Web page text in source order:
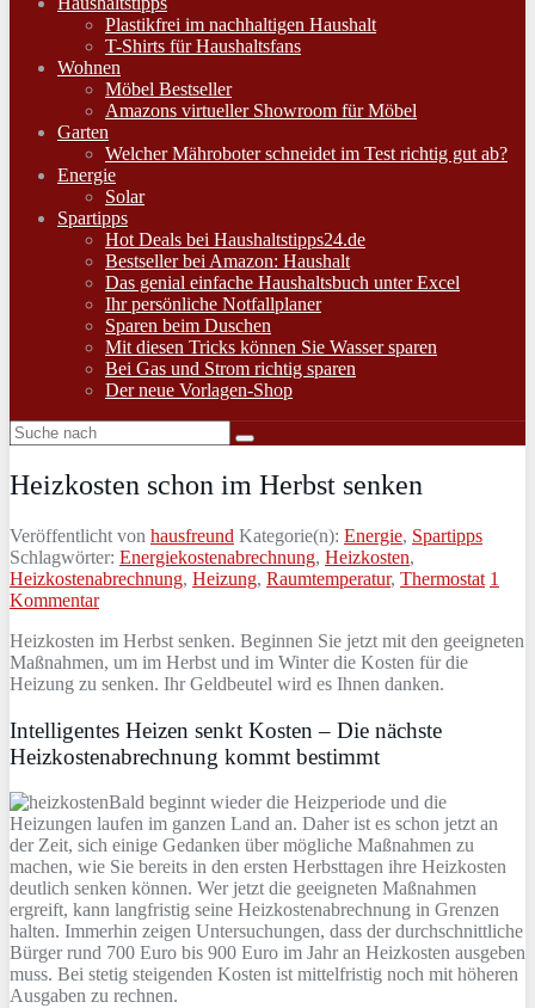
Plastikfrei im nachhaltigen Haushalt
T-Shirts für Haushaltsfans
Wohnen
Möbel Bestseller
Amazons virtueller Showroom für Möbel
Garten
Welcher Mähroboter schneidet im Test richtig gut ab?
Energie
Solar
Spartipps
Hot Deals bei Haushaltstipps24.de
Bestseller bei Amazon: Haushalt
Das genial einfache Haushaltsbuch unter Excel
Ihr persönliche Notfallplaner
Sparen beim Duschen
Mit diesen Tricks können Sie Wasser sparen
Bei Gas und Strom richtig sparen
Der neue Vorlagen-Shop
Heizkosten schon im Herbst senken
Veröffentlicht von hausfreund Kategorie(n): Energie, Spartipps
Schlagwörter: Energiekostenabrechnung, Heizkosten,
Heizkostenabrechnung, Heizung, Raumtemperatur, Thermostat 1
Kommentar
Heizkosten im Herbst senken. Beginnen Sie jetzt mit den geeigneten
Maßnahmen, um im Herbst und im Winter die Kosten für die
Heizung zu senken. Ihr Geldbeutel wird es Ihnen danken.
Intelligentes Heizen senkt Kosten – Die nächste
Heizkostenabrechnung kommt bestimmt
Bald beginnt wieder die Heizperiode und die
Heizungen laufen im ganzen Land an. Daher ist es schon jetzt an
der Zeit, sich einige Gedanken über mögliche Maßnahmen zu
machen, wie Sie bereits in den ersten Herbsttagen ihre Heizkosten
deutlich senken können. Wer jetzt die geeigneten Maßnahmen
ergreift, kann langfristig seine Heizkostenabrechnung in Grenzen
halten. Immerhin zeigen Untersuchungen, dass der durchschnittliche
Bürger rund 700 Euro bis 900 Euro im Jahr an Heizkosten ausgeben
muss. Bei stetig steigenden Kosten ist mittelfristig noch mit höheren
Ausgaben zu rechnen.